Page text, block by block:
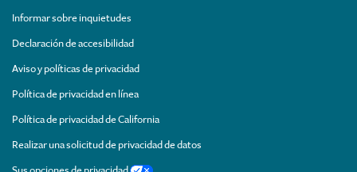
Informar sobre inquietudes
Declaración de accesibilidad
Aviso y políticas de privacidad
Política de privacidad en línea
Política de privacidad de California
Realizar una solicitud de privacidad de datos